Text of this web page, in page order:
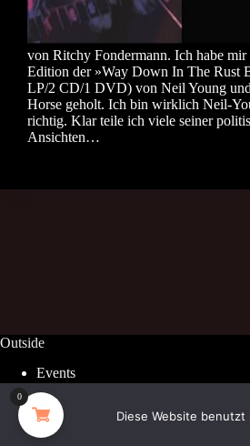
von Ritchy Fondermann. Ich habe mir
Edition der »Way Down In The Rust
LP/2 CD/1 DVD) von Neil Young
Horse geholt. Ich bin wirklich Neil-
richtig. Klar teile ich viele seiner
Ansichten…
Outside
Events
Facebook
0
Diese Website